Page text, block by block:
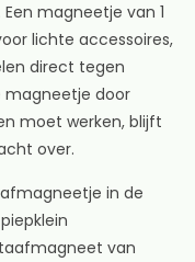
. Een magneetje van 1
lichte accessoires,
direct tegen
magneetje door
moet werken, blijft
over.
in de
van